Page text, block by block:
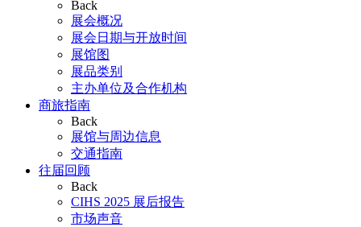
Back
展会概况
展会日期与开放时间
展馆图
展品类别
主办单位及合作机构
商旅指南
Back
展馆与周边信息
交通指南
往届回顾
Back
CIHS 2025 展后报告
市场声音